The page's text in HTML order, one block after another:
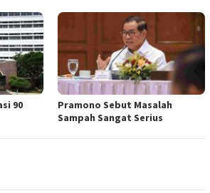
90
Pramono Sebut Masalah
Sampah Sangat Serius